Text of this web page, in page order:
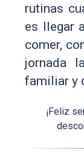
rutinas
es llegar
comer,
jornada
familiar y
¡Feliz